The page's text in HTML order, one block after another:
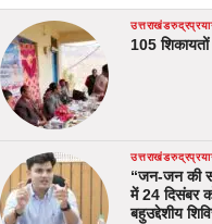
उत्तराखंड
105
उत्तराखंड
“जन-जन की
में 24 दिसंबर
बहुउद्देशीय